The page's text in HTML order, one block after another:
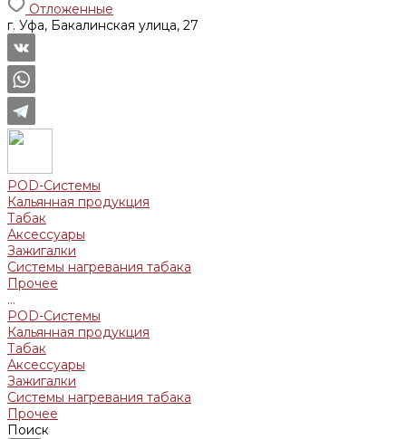
Отложенные
г. Уфа, Бакалинская улица, 27
POD-Системы
Кальянная продукция
Табак
Аксессуары
Зажигалки
Системы нагревания табака
Прочее
...
POD-Системы
Кальянная продукция
Табак
Аксессуары
Зажигалки
Системы нагревания табака
Прочее
Поиск